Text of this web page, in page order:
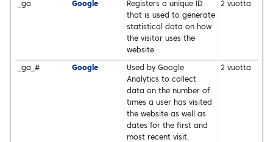
_ga Google
Registers a unique ID
that is used to generate
statistical data on how
the visitor uses the
website.
2 vuotta
_ga_# Google
Used by Google
Analytics to collect
data on the number of
times a user has visited
the website as well as
dates for the first and
most recent visit.
2 vuotta